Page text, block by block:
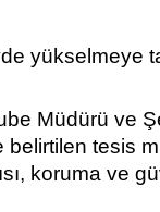
yükselmeye
Müdürü ve
tesis
koruma ve